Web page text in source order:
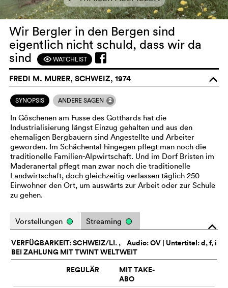
Wir Bergler in den Bergen sind
eigentlich nicht schuld, dass wir da
sind
FWATCHLIST
FREDI M. MURER, SCHWEIZ, 1974 o
SYNOPSIS ANDERE SAGEN 2
In Göschenen am Fusse des Gotthards hat die
Industrialisierung längst Einzug gehalten und aus den
ehemaligen Bergbauern sind Angestellte und Arbeiter
geworden. Im Schächental hingegen pflegt man noch die
traditionelle Familien-Alpwirtschaft. Und im Dorf Bristen im
Maderanertal pflegt man zwar noch die traditionelle
Landwirtschaft, doch gleichzeitig verlassen täglich 250
Einwohner den Ort, um auswärts zur Arbeit oder zur Schule
zu gehen.
o
Vorstellungen Streaming
Audio:OV | Untertitel: d, f, i
VERFÜGBARKEIT: SCHWEIZ/LI. ,
BEI ZAHLUNG MIT TWINT WELTWEIT
REGULÄR
MIT TAKE-
ABO